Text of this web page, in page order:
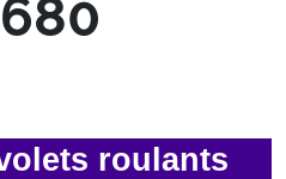
roulants